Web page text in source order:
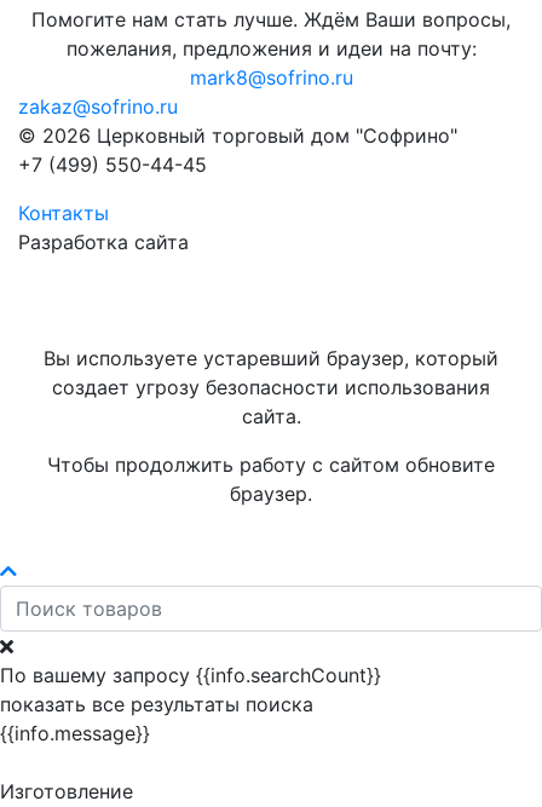
Помогите нам стать лучше. Ждём Ваши вопросы,
пожелания, предложения и идеи на почту:
mark8@sofrino.ru
zakaz@sofrino.ru
© 2026 Церковный торговый дом "Софрино"
+7 (499) 550-44-45
Контакты
Разработка сайта
Вы используете устаревший браузер, который
создает угрозу безопасности использования
сайта.
Чтобы продолжить работу с сайтом обновите
браузер.
По вашему запросу {{info.searchCount}}
показать все результаты поиска
{{info.message}}
Изготовление